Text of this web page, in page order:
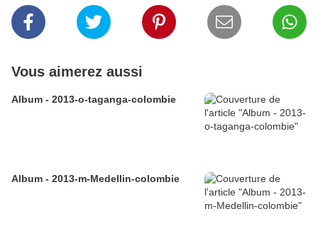
Vous aimerez aussi
Album - 2013-o-taganga-colombie
Album - 2013-m-Medellin-colombie